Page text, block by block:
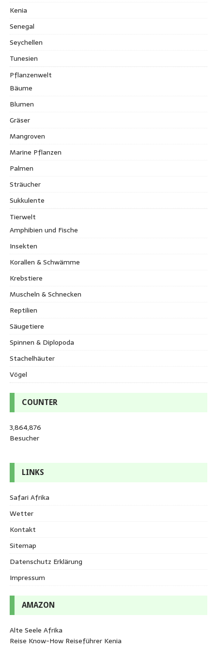
Kenia
Senegal
Seychellen
Tunesien
Pflanzenwelt
Bäume
Blumen
Gräser
Mangroven
Marine Pflanzen
Palmen
Sträucher
Sukkulente
Tierwelt
Amphibien und Fische
Insekten
Korallen & Schwämme
Krebstiere
Muscheln & Schnecken
Reptilien
Säugetiere
Spinnen & Diplopoda
Stachelhäuter
Vögel
COUNTER
3,864,876
Besucher
LINKS
Safari Afrika
Wetter
Kontakt
Sitemap
Datenschutz Erklärung
Impressum
AMAZON
Alte Seele Afrika
Reise Know-How Reiseführer Kenia